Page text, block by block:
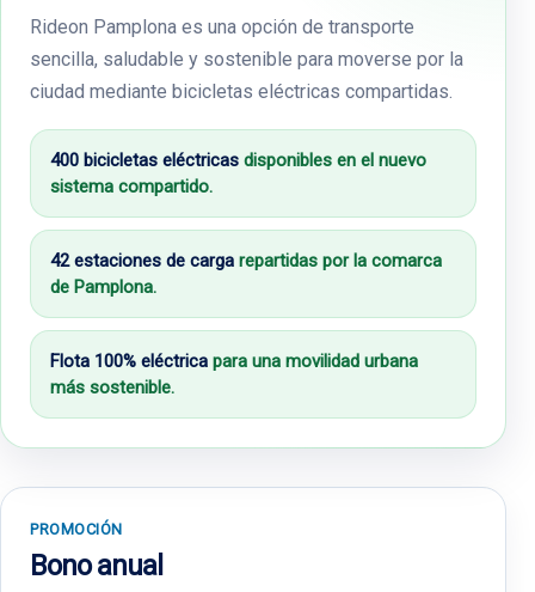
Rideon Pamplona es una opción de transporte
sencilla, saludable y sostenible para moverse por la
ciudad mediante bicicletas eléctricas compartidas.
400 bicicletas eléctricas disponibles en el nuevo
sistema compartido.
42 estaciones de carga repartidas por la comarca
de Pamplona.
Flota 100% eléctrica para una movilidad urbana
más sostenible.
PROMOCIÓN
Bono anual